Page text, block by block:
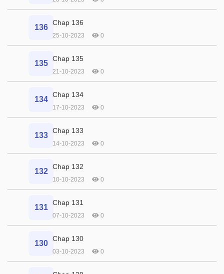
136
Chap 136
25-10-2023 0
135
Chap 135
21-10-2023 0
134
Chap 134
17-10-2023 0
133
Chap 133
14-10-2023 0
132
Chap 132
10-10-2023 0
131
Chap 131
07-10-2023 0
130
Chap 130
03-10-2023 0